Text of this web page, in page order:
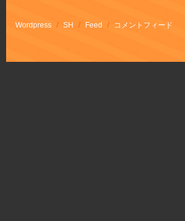
Wordpress / SH / Feed / コメントフィード